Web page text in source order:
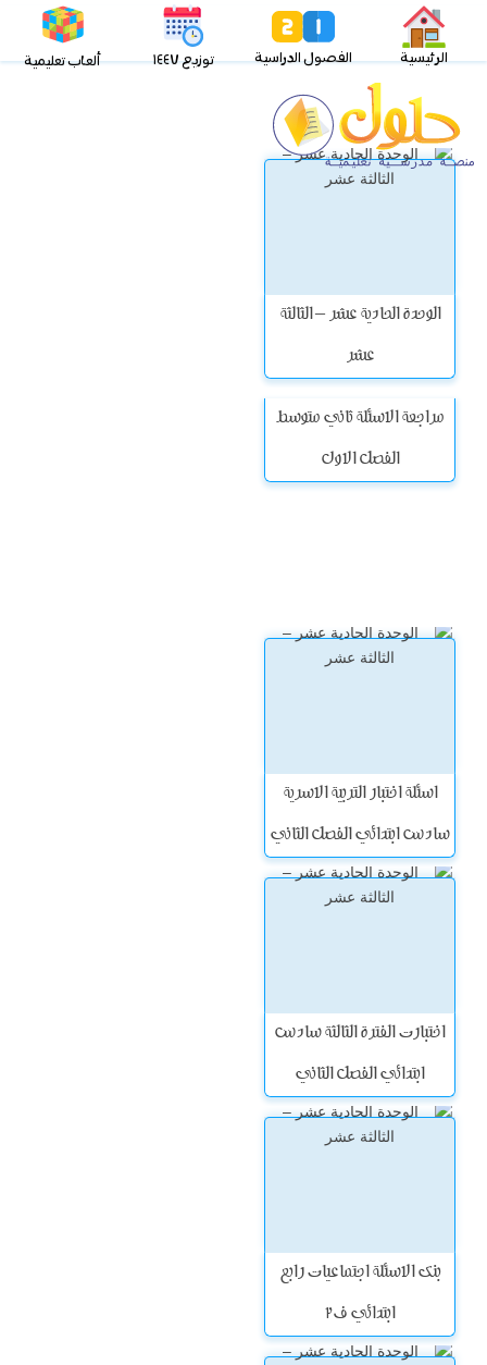
الرئيسية الفصول الدراسية توزيع ١٤٤٧ ألعاب تعليمية
الوحدة الحادية عشر – الثالثة
عشر
مراجعة الاسئلة ثاني متوسط
الفصل الاول
اسئلة اختبار التربية الاسرية
سادس ابتدائي الفصل الثاني
اختبارت الفترة الثالثة سادس
ابتدائي الفصل الثاني
بنك الاسئلة اجتماعيات رابع
ابتدائي ف2